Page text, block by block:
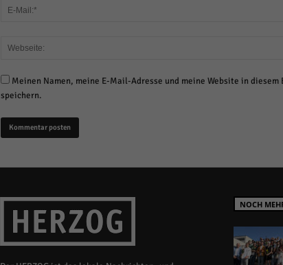
Meinen Namen, meine E-Mail-Adresse und meine Website in
speichern.
NOCH